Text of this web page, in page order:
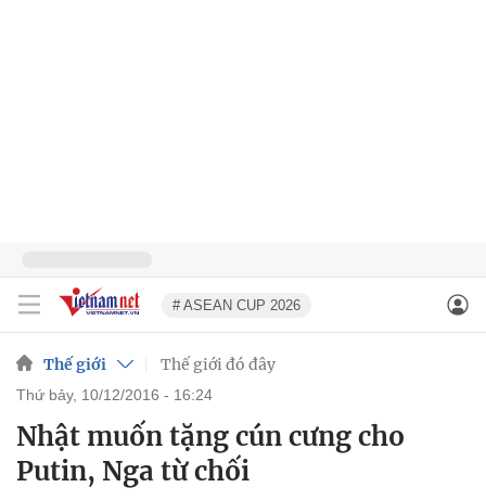
# ASEAN CUP 2026
Thế giới Thế giới đó đây
thứ bảy, 10/12/2016 - 16:24
Nhật muốn tặng cún cưng cho
Putin, Nga từ chối